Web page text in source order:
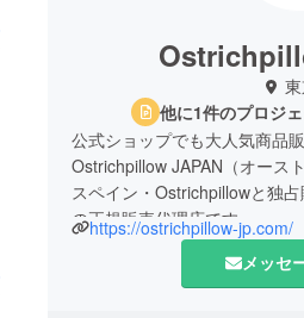
他に1件のプロジ
公式ショップでも大人気商品
Ostrichpillow JAPAN（オース
スペイン・Ostrichpillowと独
の正規販売代理店です。
Ostrichpillowは、スペインの
「モダンなセルフケア」をコ
https://ostrichpillow-jp.com/
メッセ